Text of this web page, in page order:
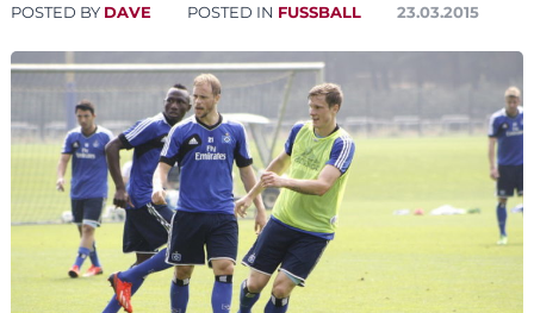
POSTED BY DAVE POSTED IN FUSSBALL 23.03.2015